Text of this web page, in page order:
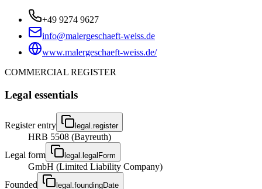
+49 9274 9627
info@malergeschaeft-weiss.de
www.malergeschaeft-weiss.de/
COMMERCIAL REGISTER
Legal essentials
Register entry legal.register
HRB 5508 (Bayreuth)
Legal form
legal.legalForm
GmbH (Limited Liability Company)
Founded
legal.foundingDate